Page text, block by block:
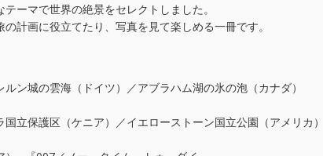
ーマで世界の絶景をセレクトしました。
計画に役立てたり、写真を見て楽しめる一冊です。
ン城の雲海（ドイツ）／アブラハム湖の氷の泡（カナダ）
立保護区（ケニア）／イエローストーン国立公園（アメリカ）